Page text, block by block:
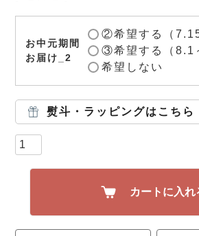
お中元期間
お届け_2
②希望する（
③希望する（8.1
希望しない
熨斗・ラッピングはこちら
カートに入れ